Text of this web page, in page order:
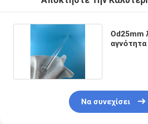
Od25mm
Να συνεχίσει